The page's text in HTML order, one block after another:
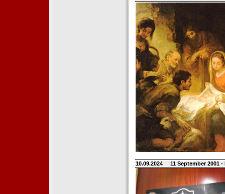
10.09.2024 11 September 2001